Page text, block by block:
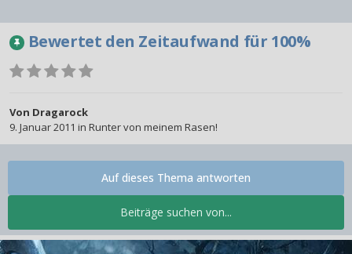
Bewertet den Zeitaufwand für 100%
Von Dragarock
9. Januar 2011 in Runter von meinem Rasen!
Beiträge suchen von...
Auf dieses Thema antworten